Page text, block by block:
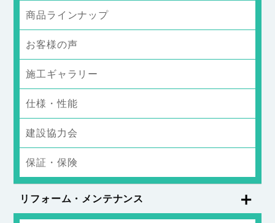
商品ラインナップ
お客様の声
施工ギャラリー
仕様・性能
建設協力会
保証・保険
リフォーム・メンテナンス